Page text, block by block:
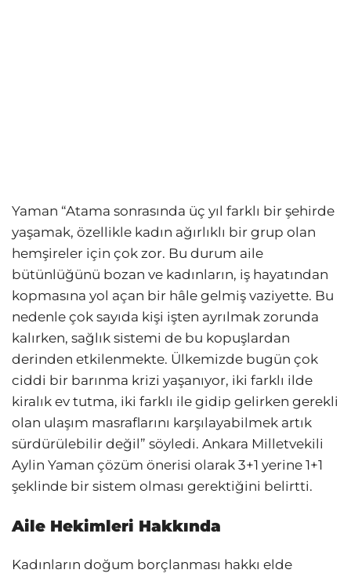
Yaman “Atama sonrasında üç yıl farklı bir şehirde
yaşamak, özellikle kadın ağırlıklı bir grup olan
hemşireler için çok zor. Bu durum aile
bütünlüğünü bozan ve kadınların, iş hayatından
kopmasına yol açan bir hâle gelmiş vaziyette. Bu
nedenle çok sayıda kişi işten ayrılmak zorunda
kalırken, sağlık sistemi de bu kopuşlardan
derinden etkilenmekte. Ülkemizde bugün çok
ciddi bir barınma krizi yaşanıyor, iki farklı ilde
kiralık ev tutma, iki farklı ile gidip gelirken gerekli
olan ulaşım masraflarını karşılayabilmek artık
sürdürülebilir değil” söyledi. Ankara Milletvekili
Aylin Yaman çözüm önerisi olarak 3+1 yerine 1+1
şeklinde bir sistem olması gerektiğini belirtti.
Aile Hekimleri Hakkında
Kadınların doğum borçlanması hakkı elde